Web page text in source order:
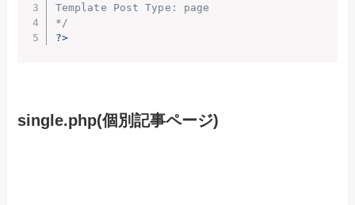
Template Post Type: page
*/
?>
single.php(個別記事ページ)